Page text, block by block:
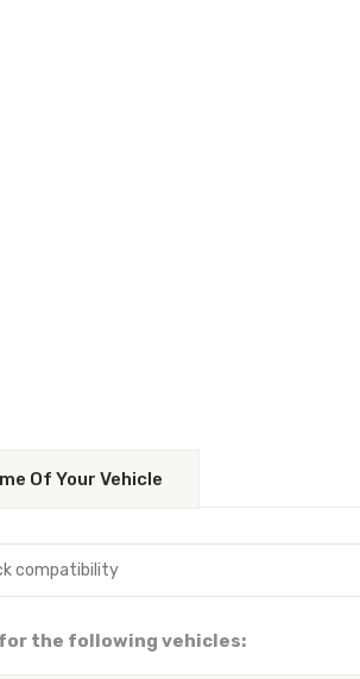
Of Your Vehicle
the following vehicles: